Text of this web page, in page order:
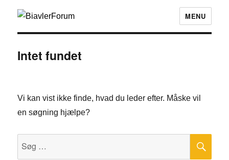
MENU
Intet fundet
Vi kan vist ikke finde, hvad du leder efter. Måske vil
en søgning hjælpe?